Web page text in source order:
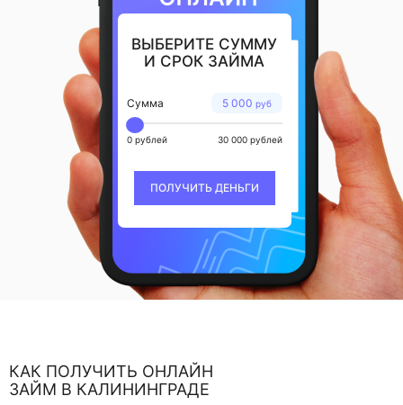
ВЫБЕРИТЕ СУММУ
И СРОК ЗАЙМА
5 000 руб
Сумма
0 рублей 30 000 рублей
ПОЛУЧИТЬ ДЕНЬГИ
КАК ПОЛУЧИТЬ ОНЛАЙН
ЗАЙМ В КАЛИНИНГРАДЕ